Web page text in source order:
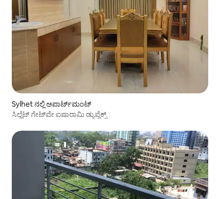
Sylhet ನಲ್ಲಿ ಅಪಾರ್ಟ್‌ಮಂಟ್
ಸಿಲ್ಹೆಟ್ ಗೇಟ್‌ವೇ ಐಷಾರಾಮಿ ಡ್ಯುಪ್ಲೆಕ್ಸ್